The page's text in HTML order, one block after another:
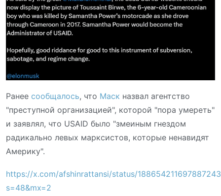
Ранее сообщалось, что Маск назвал агентство
"преступной организацией", которой "пора умереть"
и заявлял, что USAID было "змеиным гнездом
радикально левых марксистов, которые ненавидят
Америку".
https://x.com/afshinrattansi/status/
s=48&mx=2